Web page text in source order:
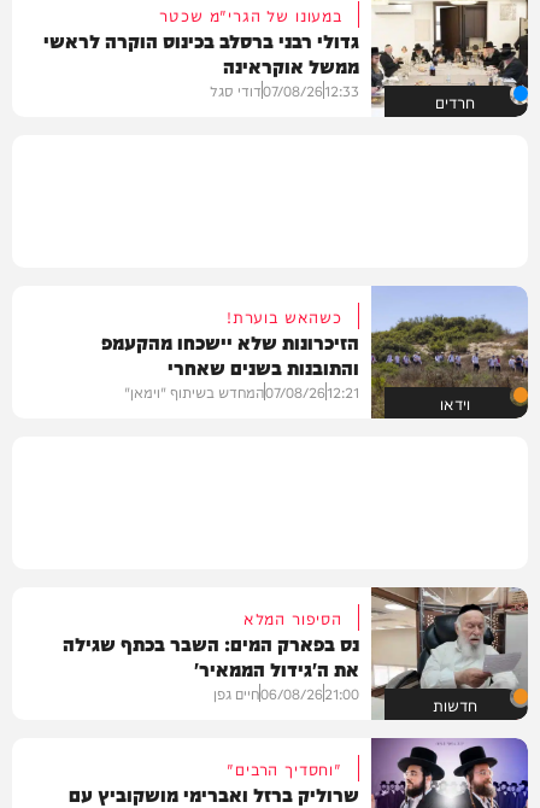
חרדים
במעונו של הגרי"מ שכטר
גדולי רבני ברסלב בכינוס הוקרה לראשי
ממשל אוקראינה
12:33
07/08/26דודי סגל
וידאו
כשהאש בוערת!
הזיכרונות שלא יישכחו מהקעמפ
והתובנות בשנים שאחרי
12:21
07/08/26המחדש בשיתוף "וימאן"
חדשות
הסיפור המלא
נס בפארק המים: השבר בכתף שגילה
את ה'גידול הממאיר'
21:00
06/08/26חיים גפן
"וחסדיך הרבים"
שרוליק ברזל ואברימי מושקוביץ עם